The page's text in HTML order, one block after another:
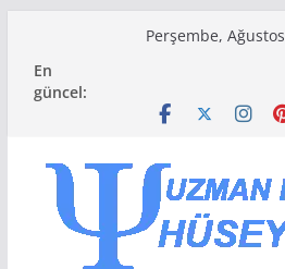
content
Perşembe,
En
güncel: